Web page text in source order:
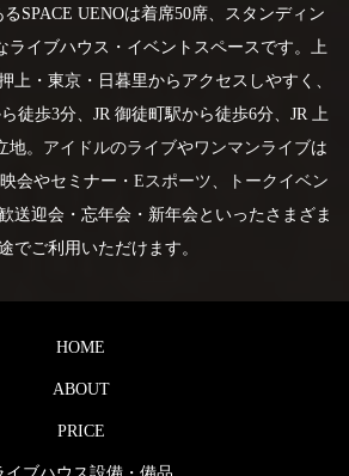
SPACE UENOは着席50席、スタンディン
ライブハウス・イベントスペースです。上
上・東京・日暮里からアクセスしやすく、
徒歩3分、JR 御徒町駅から徒歩6分、JR 上
。 アイドルのライブやワンマンライブは
映会やセミナー・Eスポーツ
トークイベン
送迎会・忘年会・新年会といったさまざま
でご利用いただけます。
HOME
ABOUT
PRICE